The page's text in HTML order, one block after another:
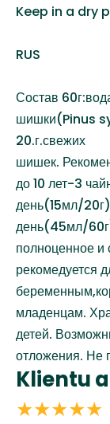
Keep in a dry
RUS
Состав
шишки(Pinus
20.г.свежих
шишек.
до 10 лет-3
день(15мл/
день(45мл/
полноценное и
рекомедуется
младенцам.
детей.
отложения. Не
Klientu
★★★★★